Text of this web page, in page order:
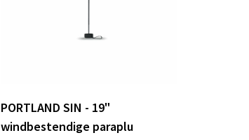
PORTLAND SIN - 19"
windbestendige paraplu